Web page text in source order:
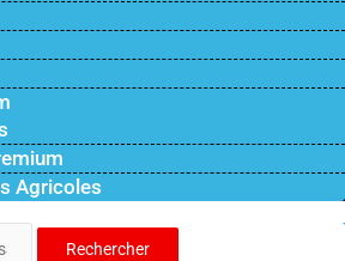
Agricoles
Rechercher